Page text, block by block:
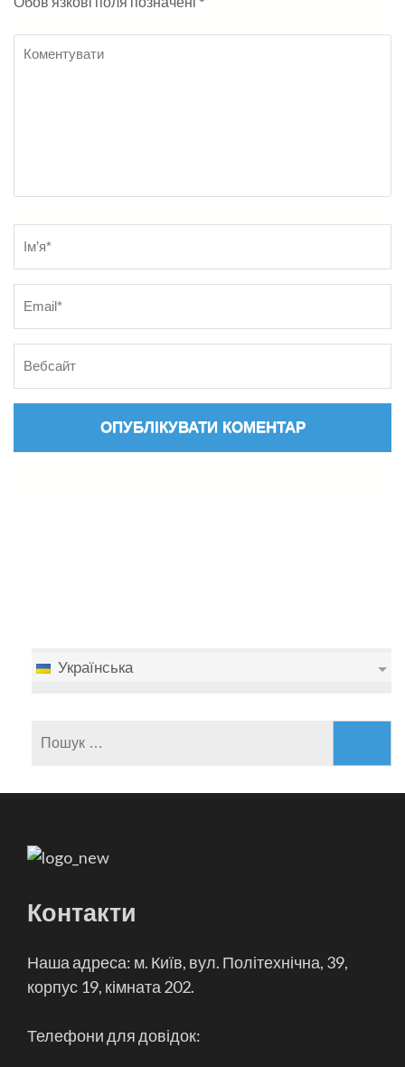
Українська
Контакти
Наша адреса: м. Київ, вул. Політехнічна, 39,
корпус 19, кімната 202.
Телефони для довідок: